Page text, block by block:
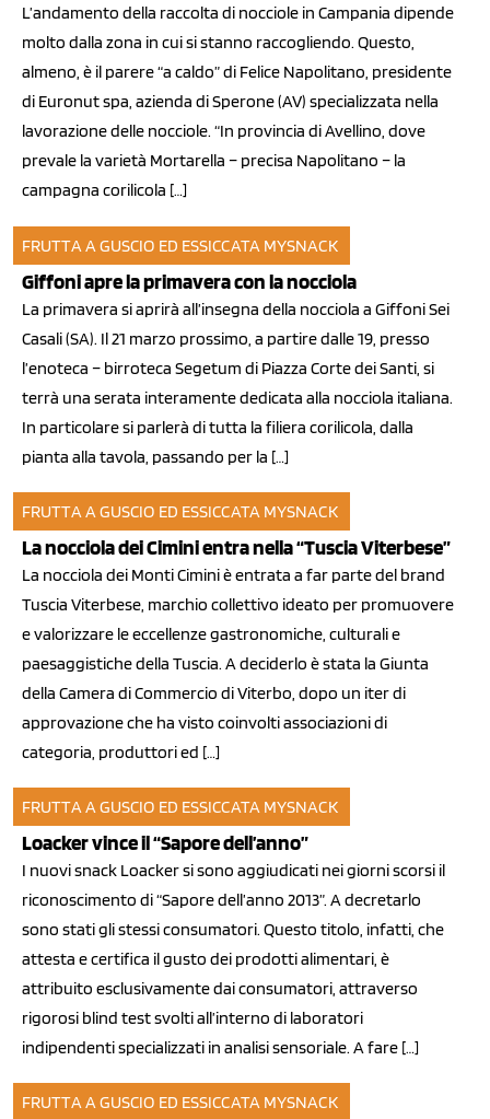
L’andamento della raccolta di nocciole in Campania dipende
molto dalla zona in cui si stanno raccogliendo. Questo,
almeno, è il parere “a caldo” di Felice Napolitano, presidente
di Euronut spa, azienda di Sperone (AV) specializzata nella
lavorazione delle nocciole. “In provincia di Avellino, dove
prevale la varietà Mortarella – precisa Napolitano – la
campagna corilicola […]
FRUTTA A GUSCIO ED ESSICCATA MYSNACK
15 mar 2013
Giffoni apre la primavera con la nocciola
La primavera si aprirà all’insegna della nocciola a Giffoni Sei
Casali (SA). Il 21 marzo prossimo, a partire dalle 19, presso
l’enoteca – birroteca Segetum di Piazza Corte dei Santi, si
terrà una serata interamente dedicata alla nocciola italiana.
In particolare si parlerà di tutta la filiera corilicola, dalla
pianta alla tavola, passando per la […]
FRUTTA A GUSCIO ED ESSICCATA MYSNACK
20 feb 2013
La nocciola dei Cimini entra nella “Tuscia Viterbese”
La nocciola dei Monti Cimini è entrata a far parte del brand
Tuscia Viterbese, marchio collettivo ideato per promuovere
e valorizzare le eccellenze gastronomiche, culturali e
paesaggistiche della Tuscia. A deciderlo è stata la Giunta
della Camera di Commercio di Viterbo, dopo un iter di
approvazione che ha visto coinvolti associazioni di
categoria, produttori ed […]
FRUTTA A GUSCIO ED ESSICCATA MYSNACK
15 feb 2013
Loacker vince il “Sapore dell’anno”
I nuovi snack Loacker si sono aggiudicati nei giorni scorsi il
riconoscimento di “Sapore dell’anno 2013”. A decretarlo
sono stati gli stessi consumatori. Questo titolo, infatti, che
attesta e certifica il gusto dei prodotti alimentari, è
attribuito esclusivamente dai consumatori, attraverso
rigorosi blind test svolti all’interno di laboratori
indipendenti specializzati in analisi sensoriale. A fare […]
FRUTTA A GUSCIO ED ESSICCATA MYSNACK
17 dic 2012